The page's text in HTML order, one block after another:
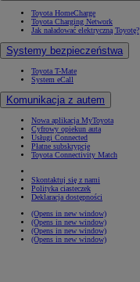
Toyota HomeCharge
Toyota Charging Network
Jak naładować elektryczną Toyotę?
Systemy bezpieczeństwa
Toyota T-Mate
System eCall
Komunikacja z autem
Nowa aplikacja MyToyota
Cyfrowy opiekun auta
Usługi Connected
Płatne subskrypcje
Toyota Connectivity Match
Skontaktuj się z nami
Polityka ciasteczek
Deklaracja dostępności
(Opens in new window)
(Opens in new window)
(Opens in new window)
(Opens in new window)